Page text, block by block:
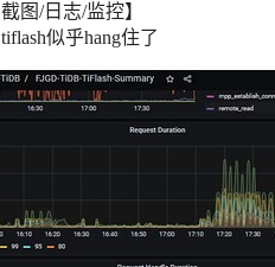
图/日志/监控】
似乎hang住了